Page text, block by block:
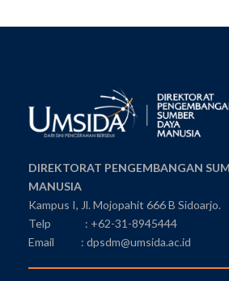
DIREKTORAT PENGEMBANGAN
MANUSIA
Kampus I, Jl. Mojopahit 666 B Sidoarjo.
Telp : +62-31-8945444
Email : dpsdm@umsida.ac.id